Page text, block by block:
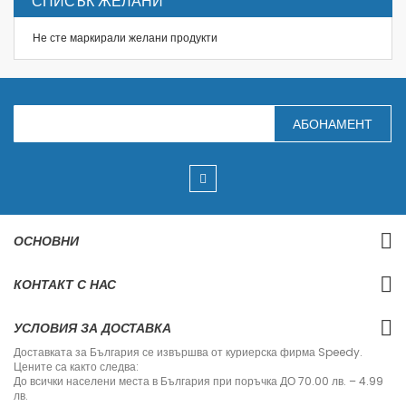
Не сте маркирали желани продукти
З
п
е
е
н
и
б
ю
л
е
АБОНАМЕНТ
ОСНОВНИ
КОНТАКТ С НАС
УСЛОВИЯ ЗА ДОСТАВКА
Доставката за България се извършва от куриерска фирма Speedy.
Цените са както следва:
До всички населени места в България при поръчка ДО 70.00 лв. – 4.99
лв.